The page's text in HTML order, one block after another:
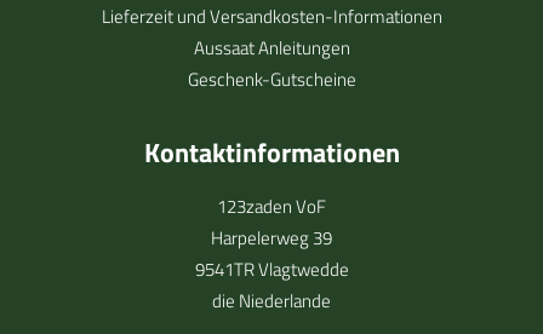
Lieferzeit und Versandkosten-Informationen
Aussaat Anleitungen
Geschenk-Gutscheine
Kontaktinformationen
123zaden VoF
Harpelerweg 39
9541TR Vlagtwedde
die Niederlande